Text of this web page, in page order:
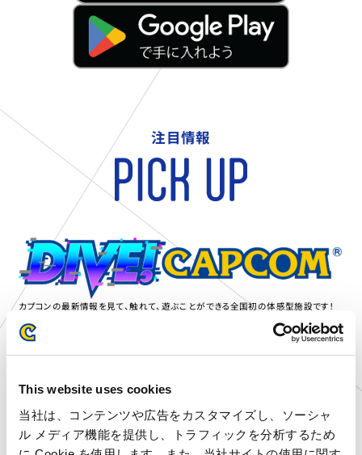
This website uses cookies
当社は、コンテンツや広告をカスタマイズし、ソーシャ
ル メディア機能を提供し、トラフィックを分析するため
注目情報
カプコンの最新情報を見て、触れて、遊ぶことができる全国初の体感型施設です！
ここでしか味わえない没入感を、ぜひご体験ください。
店舗のお知らせ